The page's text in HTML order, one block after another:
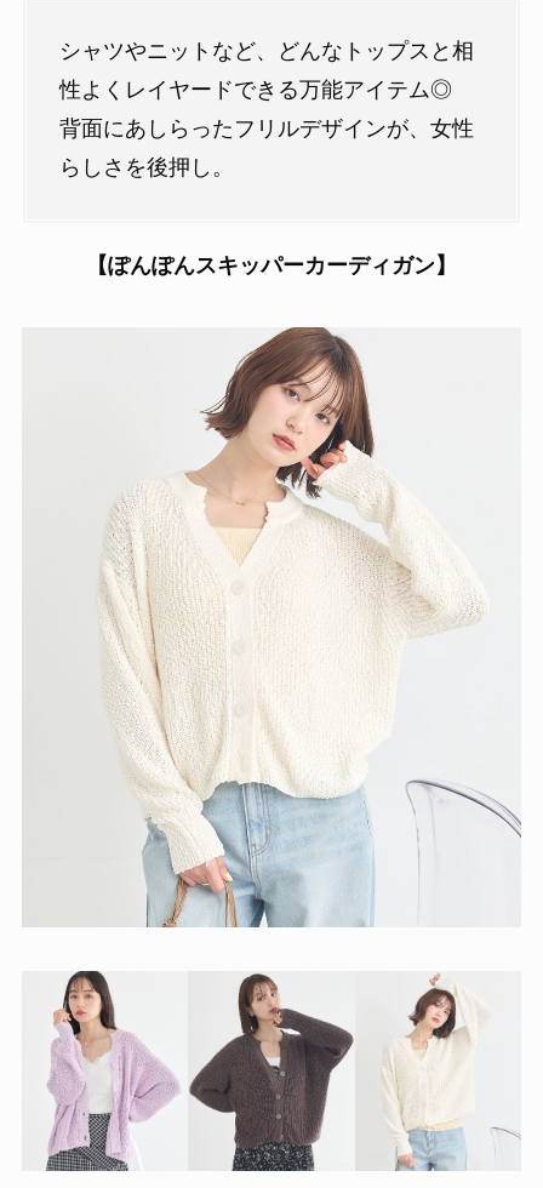
シャツやニットなど、どんなトップスと相
性よくレイヤードできる万能アイテム◎
背面にあしらったフリルデザインが、女性
らしさを後押し。
【ぽんぽんスキッパーカーディガン】